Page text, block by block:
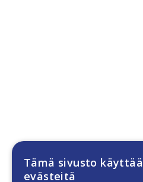
Tämä sivusto käyttää
evästeitä